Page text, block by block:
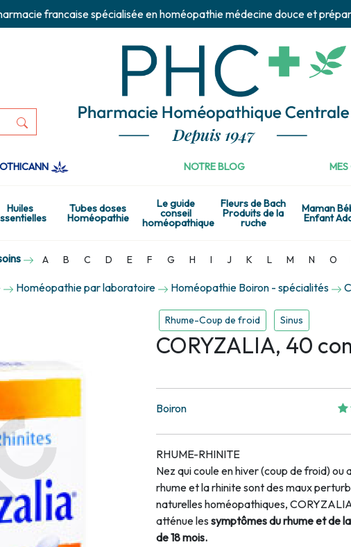
francaise spécialisée en homéopathie médecine douce et
NOTRE BLOG
Huiles Tubes doses
Homéopathie
Le guide
conseil
homéopathique
Fleurs de Bach
Produits de la
ruche
Maman
Enfant
A B C D E F G H I J K L M N O
Homéopathie par laboratoire Homéopathie Boiron - spécialités
Rhume-Coup de froid Sinus
CORYZALIA, 40
Boiron
RHUME-RHINITE
Nez qui coule en hiver (coup de froid)
rhume et la rhinite sont des maux
naturelles homéopathiques,
atténue les symptômes du rhume et de
de 18 mois.